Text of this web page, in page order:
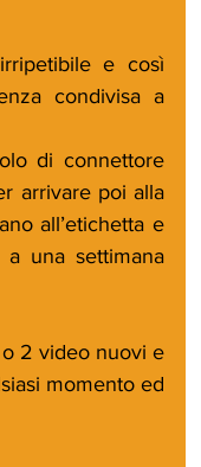
e così
condivisa a
di connettore
arrivare poi alla
all’etichetta e
una settimana
2 video nuovi e
momento ed